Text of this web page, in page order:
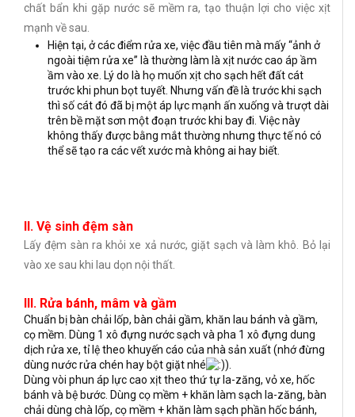
chất bẩn khi gặp nước sẽ mềm ra, tạo thuận lợi cho việc xịt
mạnh về sau.
Hiện tại, ở các điểm rửa xe, việc đầu tiên mà mấy “ảnh ở
ngoài tiệm rửa xe” là thường làm là xịt nước cao áp ầm
ầm vào xe. Lý do là họ muốn xịt cho sạch hết đất cát
trước khi phun bọt tuyết. Nhưng vấn đề là trước khi sạch
thì số cát đó đã bị một áp lực mạnh ấn xuống và trượt dài
trên bề mặt sơn một đoạn trước khi bay đi. Việc này
không thấy được bằng mắt thường nhưng thực tế nó có
thể sẽ tạo ra các vết xước mà không ai hay biết.
II. Vệ sinh đệm sàn
Lấy đệm sàn ra khỏi xe xả nước, giặt sạch và làm khô. Bỏ lại
vào xe sau khi lau dọn nội thất.
III. Rửa bánh, mâm và gầm
Chuẩn bị bàn chải lốp, bàn chải gầm, khăn lau bánh và gầm,
cọ mềm. Dùng 1 xô đựng nước sạch và pha 1 xô đựng dung
dịch rửa xe, tỉ lệ theo khuyến cáo của nhà sản xuất (nhớ đừng
dùng nước rửa chén hay bột giặt nhé
).
Dùng vòi phun áp lực cao xịt theo thứ tự la-zăng, vỏ xe, hốc
bánh và bệ bước. Dùng cọ mềm + khăn làm sạch la-zăng, bàn
chải dùng chà lốp, cọ mềm + khăn làm sạch phần hốc bánh,